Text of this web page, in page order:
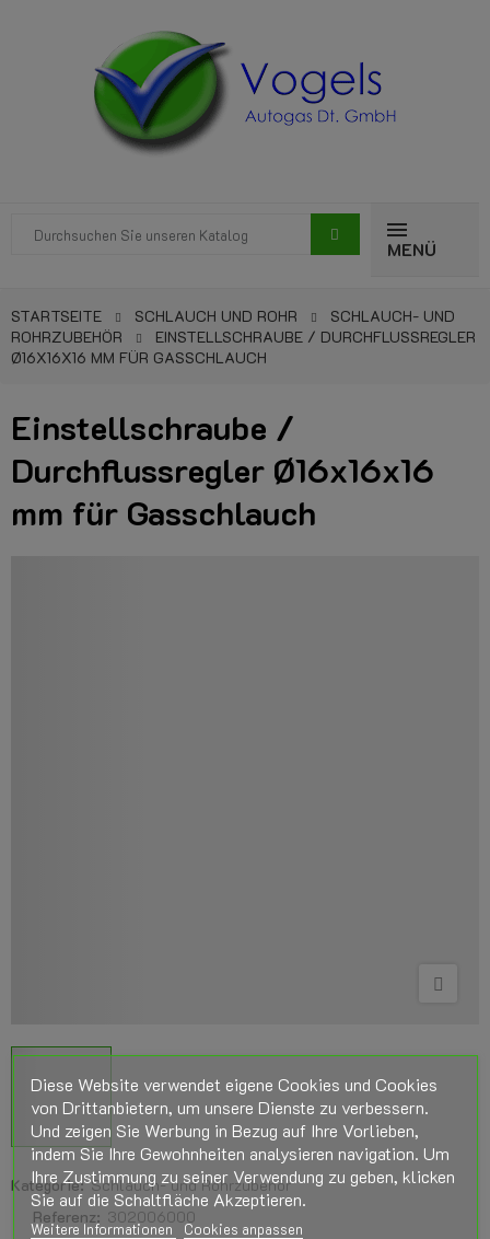
MENÜ
STARTSEITE SCHLAUCH UND ROHR
SCHLAUCH- UND
ROHRZUBEHÖR
EINSTELLSCHRAUBE / DURCHFLUSSREGLER
Ø16X16X16 MM FÜR GASSCHLAUCH
Einstellschraube /
Durchflussregler Ø16x16x16
mm für Gasschlauch
Kategorie: Schlauch- und Rohrzubehör
Referenz: 302006000
Diese Website verwendet eigene Cookies und Cookies
von Drittanbietern, um unsere Dienste zu verbessern.
Und zeigen Sie Werbung in Bezug auf Ihre Vorlieben,
indem Sie Ihre Gewohnheiten analysieren navigation. Um
Ihre Zustimmung zu seiner Verwendung zu geben, klicken
Sie auf die Schaltfläche Akzeptieren.
Weitere Informationen Cookies anpassen